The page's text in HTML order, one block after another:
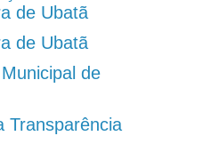
de Ubatã
de Ubatã
de
Transparência